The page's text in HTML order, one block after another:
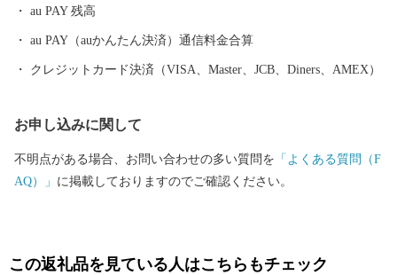
役になれる地域風土にあります。 今後、鯖江市が50年後、100年
後と将来にわたって成長力を確保し、持続可能なまちづくりを進
め、「誰一人取り残さない」社会の実現を目指し、「持続可能な
体、大学等と協働で一丸となって取り組みます。 お客様からいた
だいた個人情報は、鯖江市が責任をもって管理し、関係法令で定
められた場合を除き、第三者に譲渡したり、提供したりすること
供及び鯖江市のふるさと納税に関する情報提供のために使用させ
au PAY 残高
au PAY（auかんたん決済）通信料金合算
クレジットカード決済（VISA、Master、JCB、Diners、AMEX）
お申し込みに関して
不明点がある場合、お問い合わせの多い質問を 「よくある質問（F
AQ）」 に掲載しておりますのでご確認ください。
この返礼品を見ている人はこちらもチェック